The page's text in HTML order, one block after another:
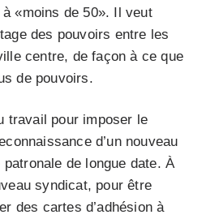
«moins de 50». Il veut
des pouvoirs entre les
centre, de façon à ce que
de pouvoirs.
travail pour imposer le
d’un nouveau
de longue date. À
syndicat, pour être
des cartes d’adhésion à